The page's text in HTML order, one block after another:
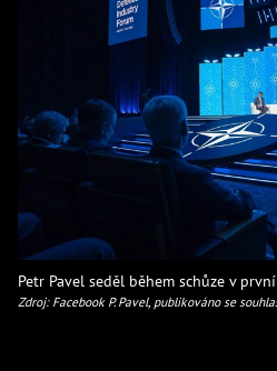
Petr Pavel seděl během schůze v
Zdroj: Facebook P. Pavel, publikováno se